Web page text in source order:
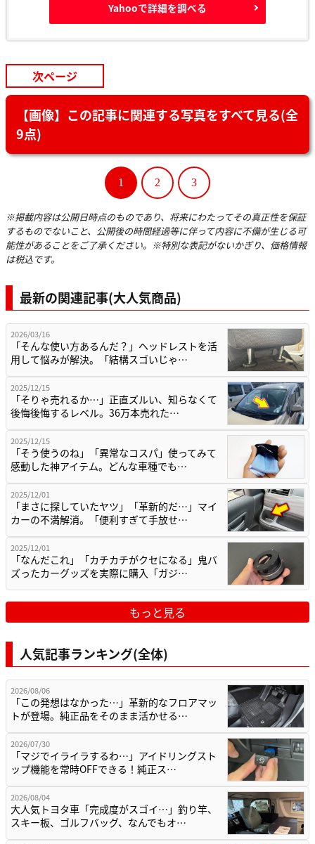
Yahooで詳細を調べる
次ページ
【画像】この記事に関連する写真をすべて見る(全
9点)
1 2 3
※掲載内容は公開日時点のものであり、将来にわたってその真正性を保証
するものでないこと、公開後の時間経過等に伴って内容に不備が生じる可
能性があることをご了承ください。※特別な表記がないかぎり、価格情報
は税込です。
最新の関連記事(大人気商品)
2026/03/16
「そんな使い方あるんだ？」ヘッドレストを活
用して悩みが解決。「結構スゴいじゃ…
2025/12/15
「そりゃ売れるか…」正直ズルい、知らなくて
後悔後悔するレベル。36万本売れた…
2025/12/15
「そう使うのね」「異常なコスパ」使ってみて
感動した神アイテム。どんな車種でも…
2025/12/01
「まさに探していたヤツ」「革新的だ…」マイ
カーの不満解消。「便利すぎて手放せ…
2025/12/01
「なんだこれ」「カチカチがクセになる」鬼バ
ズったカーグッズを実際に購入「ガジ…
もっと見る
人気記事ランキング(全体)
2026/08/06
「この発想はなかった…」革新的なフロアマッ
トが登場。純正品をそのまま活かせる…
2026/07/30
「マジでイライラするわ…」アイドリングスト
ップ機能を常時OFFできる！純正ス…
2026/08/04
大人気トヨタ車「完成度がスゴイ…」釣り竿、
スキー板、ゴルフバッグ、なんでもオ…